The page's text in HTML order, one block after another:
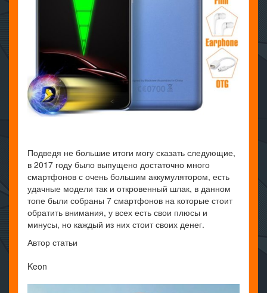
Подведя не большие итоги могу сказать следующие,
в 2017 году было выпущено достаточно много
смартфонов с очень большим аккумулятором, есть
удачные модели так и откровенный шлак, в данном
топе были собраны 7 смартфонов на которые стоит
обратить внимания, у всех есть свои плюсы и
минусы, но каждый из них стоит своих денег.
Автор статьи
Keon